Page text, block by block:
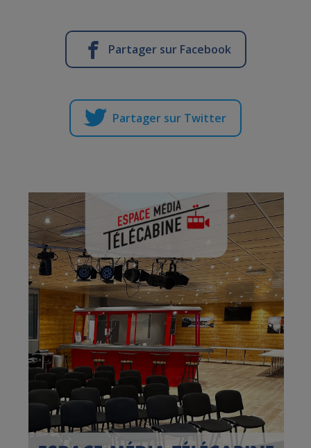
Partager sur Facebook
Partager sur Twitter